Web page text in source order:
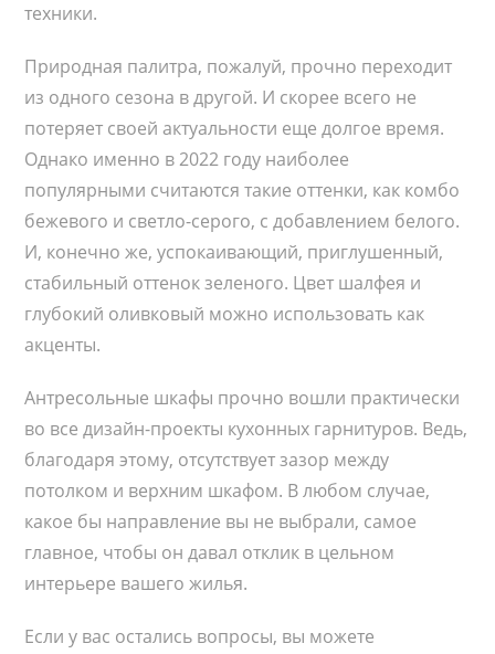
техники.
Природная палитра, пожалуй, прочно переходит
из одного сезона в другой. И скорее всего не
потеряет своей актуальности еще долгое время.
Однако именно в 2022 году наиболее
популярными считаются такие оттенки, как комбо
бежевого и светло-серого, с добавлением белого.
И, конечно же, успокаивающий, приглушенный,
стабильный оттенок зеленого. Цвет шалфея и
глубокий оливковый можно использовать как
акценты.
Антресольные шкафы прочно вошли практически
во все дизайн-проекты кухонных гарнитуров. Ведь,
благодаря этому, отсутствует зазор между
потолком и верхним шкафом. В любом случае,
какое бы направление вы не выбрали, самое
главное, чтобы он давал отклик в цельном
интерьере вашего жилья.
Если у вас остались вопросы, вы можете